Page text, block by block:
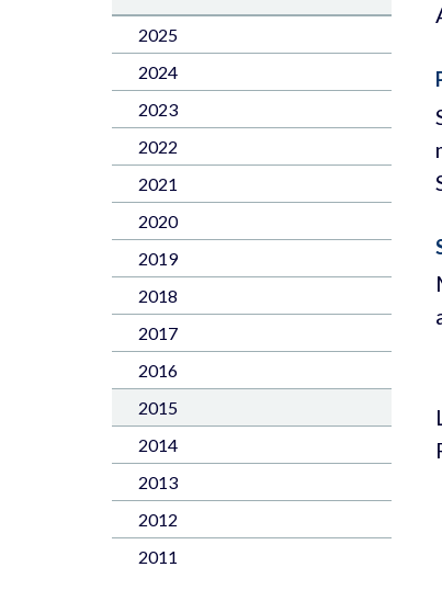
2025
2024
2023
2022
2021
2020
2019
2018
2017
2016
2015
2014
2013
2012
2011